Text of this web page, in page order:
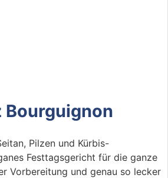
Bourguignon
Pilzen und Kürbis-
Festtagsgericht für die ganze
Vorbereitung und genau so lecker